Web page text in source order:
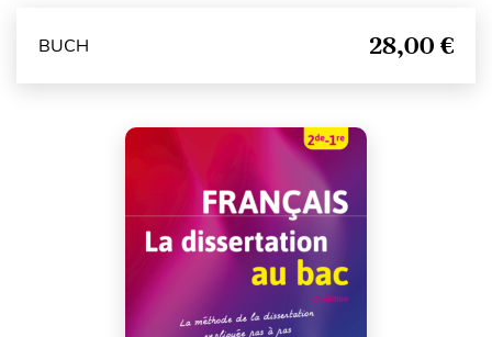
BUCH 28,00 €